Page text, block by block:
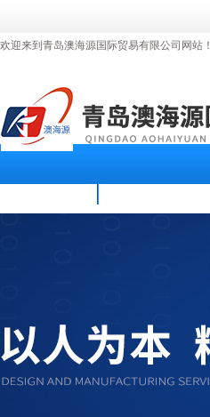
欢迎来到青岛澳海源国际贸易有限公司网站！